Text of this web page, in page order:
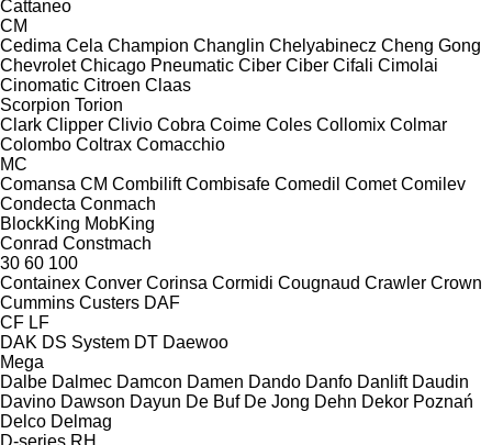
Cattaneo
CM
Cedima Cela Champion Changlin Chelyabinecz Cheng Gong
Chevrolet Chicago Pneumatic Ciber Ciber Cifali Cimolai
Cinomatic Citroen Claas
Scorpion Torion
Clark Clipper Clivio Cobra Coime Coles Collomix Colmar
Colombo Coltrax Comacchio
MC
Comansa CM Combilift Combisafe Comedil Comet Comilev
Condecta Conmach
BlockKing MobKing
Conrad Constmach
30 60 100
Containex Conver Corinsa Cormidi Cougnaud Crawler Crown
Cummins Custers DAF
CF LF
DAK DS System DT Daewoo
Mega
Dalbe Dalmec Damcon Damen Dando Danfo Danlift Daudin
Davino Dawson Dayun De Buf De Jong Dehn Dekor Poznań
Delco Delmag
D-series RH